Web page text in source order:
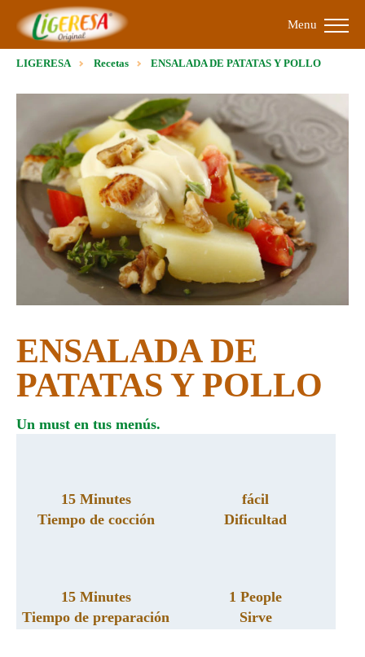
Menu
LIGERESA Recetas ENSALADA DE PATATAS Y POLLO
ENSALADA DE
PATATAS Y POLLO
Un must en tus menús.
15 Minutes
Tiempo de cocción
fácil
Dificultad
15 Minutes
Tiempo de preparación
1 People
Sirve